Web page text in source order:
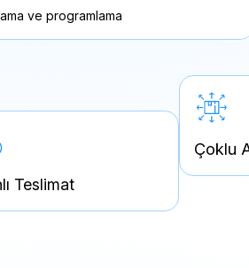
ve programlama
Teslimat
Çoklu